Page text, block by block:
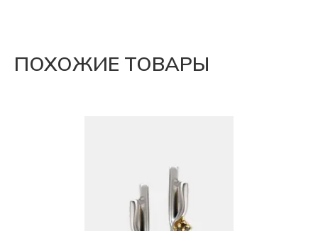
ПОХОЖИЕ ТОВАРЫ